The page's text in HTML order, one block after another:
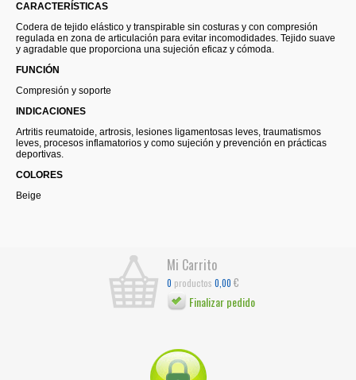
CARACTERÍSTICAS
Codera de tejido elástico y transpirable sin costuras y con compresión
regulada en zona de articulación para evitar incomodidades. Tejido suave
y agradable que proporciona una sujeción eficaz y cómoda.
FUNCIÓN
Compresión y soporte
INDICACIONES
Artritis reumatoide, artrosis, lesiones ligamentosas leves, traumatismos
leves, procesos inflamatorios y como sujeción y prevención en prácticas
deportivas.
COLORES
Beige
Mi Carrito
0 productos 0,00 €
Finalizar pedido